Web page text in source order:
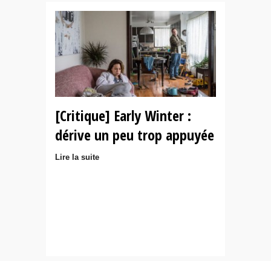
[Critique] Early Winter :
dérive un peu trop appuyée
Lire la suite